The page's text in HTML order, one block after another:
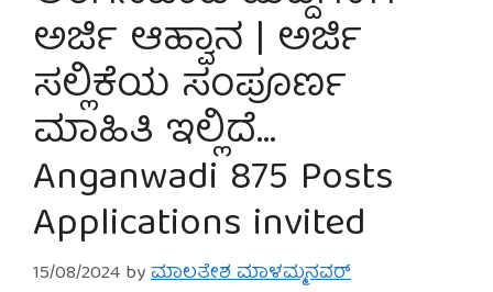
ಅರ್ಜಿ ಆಹ್ವಾನ | ಅರ್ಜಿ
ಸಲ್ಲಿಕೆಯ ಸಂಪೂರ್ಣ
ಮಾಹಿತಿ ಇಲ್ಲಿದೆ…
Anganwadi 875 Posts
Applications invited
15/08/2024 byಮಾಲತೇಶ ಮಾಳಮ್ಮನವರ್